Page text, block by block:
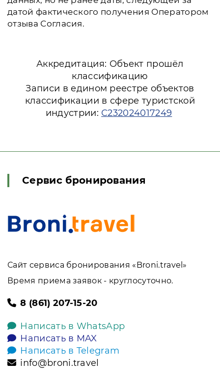
датой фактического получения Оператором
отзыва Согласия.
Аккредитация: Объект прошёл
классификацию
Записи в едином реестре объектов
классификации в сфере туристской
индустрии: С232024017249
Сервис бронирования
Сайт сервиса бронирования «Broni.travel»
Время приема заявок - круглосуточно.
8 (861) 207-15-20
Написать в WhatsApp
Написать в MAX
Написать в Telegram
info@broni.travel